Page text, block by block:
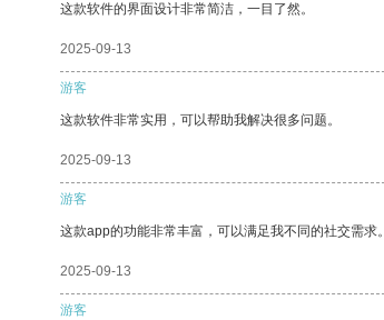
这款软件的界面设计非常简洁，一目了然。
2025-09-13
游客
这款软件非常实用，可以帮助我解决很多问题。
2025-09-13
游客
这款app的功能非常丰富，可以满足我不同的社交需求。
2025-09-13
游客